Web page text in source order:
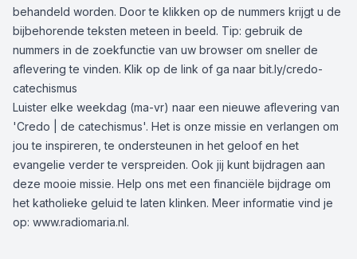
behandeld worden. Door te klikken op de nummers krijgt u de
bijbehorende teksten meteen in beeld. Tip: gebruik de
nummers in de zoekfunctie van uw browser om sneller de
aflevering te vinden. Klik op de link of ga naar bit.ly/credo-
catechismus
Luister elke weekdag (ma-vr) naar een nieuwe aflevering van
'Credo | de catechismus'. Het is onze missie en verlangen om
jou te inspireren, te ondersteunen in het geloof en het
evangelie verder te verspreiden. Ook jij kunt bijdragen aan
deze mooie missie. Help ons met een financiële bijdrage om
het katholieke geluid te laten klinken. Meer informatie vind je
op: www.radiomaria.nl.